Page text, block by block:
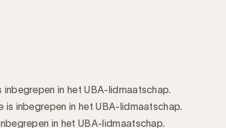
inbegrepen in het UBA-lidmaatschap.
is inbegrepen in het UBA-lidmaatschap.
in het UBA-lidmaatschap.